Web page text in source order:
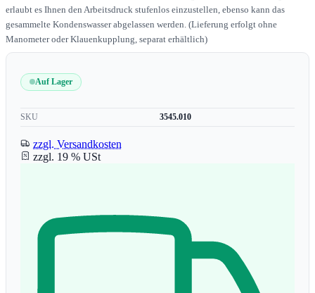
erlaubt es Ihnen den Arbeitsdruck stufenlos einzustellen, ebenso kann das
gesammelte Kondenswasser abgelassen werden. (Lieferung erfolgt ohne
Manometer oder Klauenkupplung, separat erhältlich)
Auf Lager
SKU 3545.010
zzgl. Versandkosten
zzgl. 19 % USt